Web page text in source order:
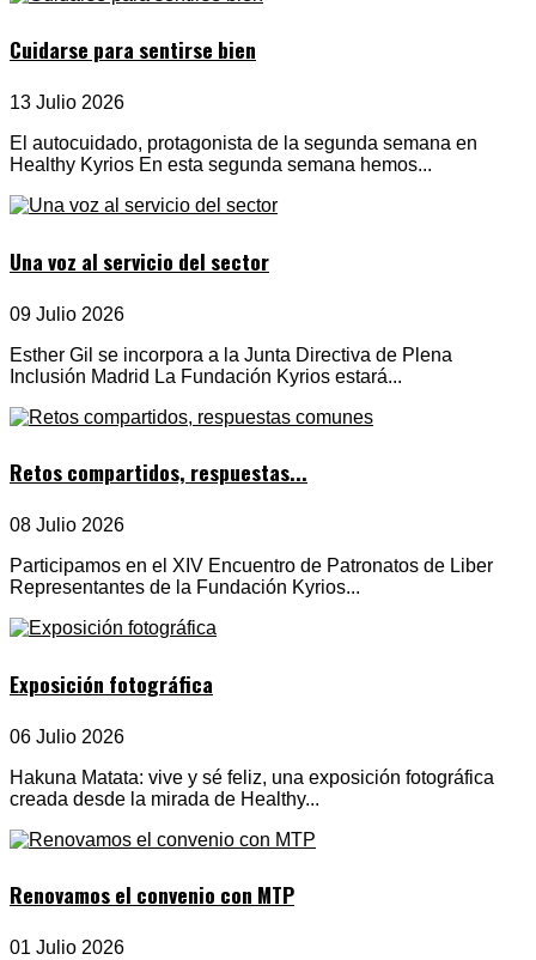
Cuidarse para sentirse bien
13 Julio 2026
El autocuidado, protagonista de la segunda semana en
Healthy Kyrios En esta segunda semana hemos...
Una voz al servicio del sector
09 Julio 2026
Esther Gil se incorpora a la Junta Directiva de Plena
Inclusión Madrid La Fundación Kyrios estará...
Retos compartidos, respuestas...
08 Julio 2026
Participamos en el XIV Encuentro de Patronatos de Liber
Representantes de la Fundación Kyrios...
Exposición fotográfica
06 Julio 2026
Hakuna Matata: vive y sé feliz, una exposición fotográfica
creada desde la mirada de Healthy...
Renovamos el convenio con MTP
01 Julio 2026